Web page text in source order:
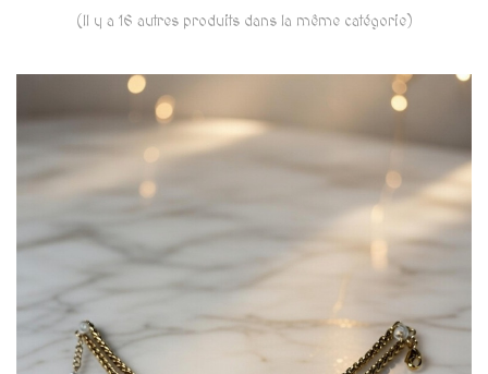
(Il y a 16 autres produits dans la même catégorie)